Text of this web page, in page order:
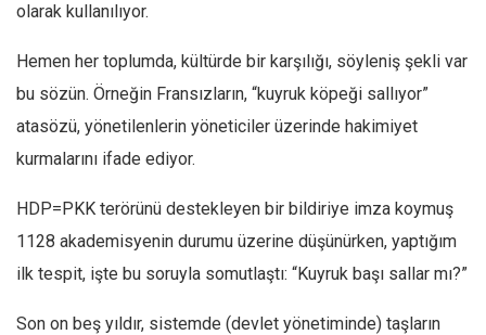
Yvonne Ridley
Barış Tarımcıoğlu
Hasanali Yıldırım
Leyla Şerif Emin
Selçuk Türkyılmaz
Mehmet Ali Tekin
olarak kullanılıyor.
Hemen her toplumda, kültürde bir karşılığı, söyleniş şekli var
bu sözün. Örneğin Fransızların, “kuyruk köpeği sallıyor”
atasözü, yönetilenlerin yöneticiler üzerinde hakimiyet
kurmalarını ifade ediyor.
HDP=PKK terörünü destekleyen bir bildiriye imza koymuş
1128 akademisyenin durumu üzerine düşünürken, yaptığım
ilk tespit, işte bu soruyla somutlaştı: “Kuyruk başı sallar mı?”
Son on beş yıldır, sistemde (devlet yönetiminde) taşların